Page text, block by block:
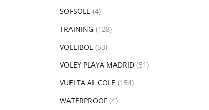
SOFSOLE (4)
TRAINING (128)
VOLEIBOL (53)
VOLEY PLAYA MADRID (51)
VUELTA AL COLE (154)
WATERPROOF (4)